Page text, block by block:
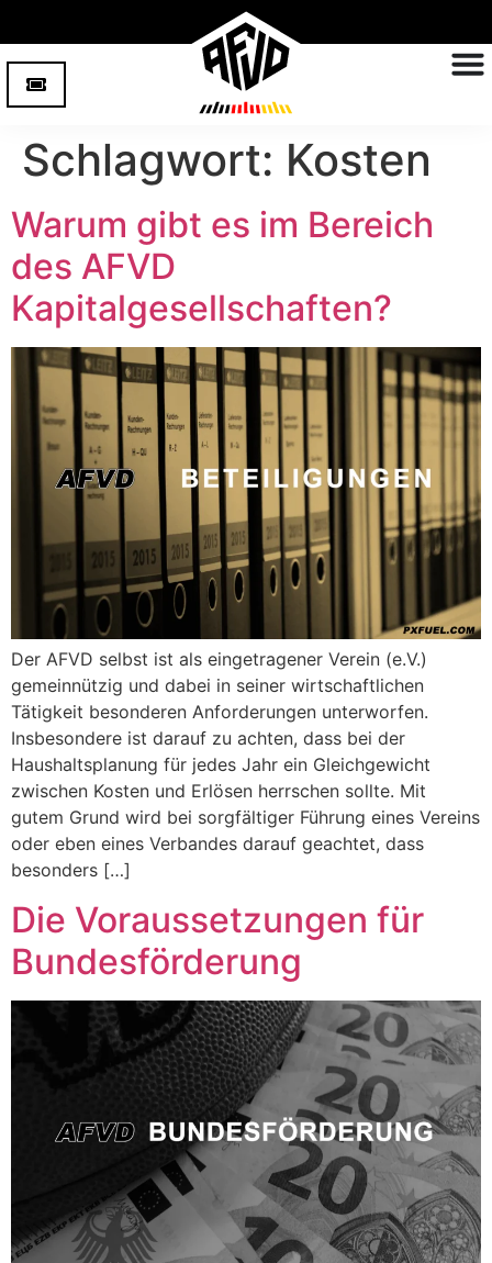
Schlagwort: Kosten
Warum gibt es im Bereich
des AFVD
Kapitalgesellschaften?
Der AFVD selbst ist als eingetragener Verein (e.V.)
gemeinnützig und dabei in seiner wirtschaftlichen
Tätigkeit besonderen Anforderungen unterworfen.
Insbesondere ist darauf zu achten, dass bei der
Haushaltsplanung für jedes Jahr ein Gleichgewicht
zwischen Kosten und Erlösen herrschen sollte. Mit
gutem Grund wird bei sorgfältiger Führung eines Vereins
oder eben eines Verbandes darauf geachtet, dass
besonders […]
Die Voraussetzungen für
Bundesförderung